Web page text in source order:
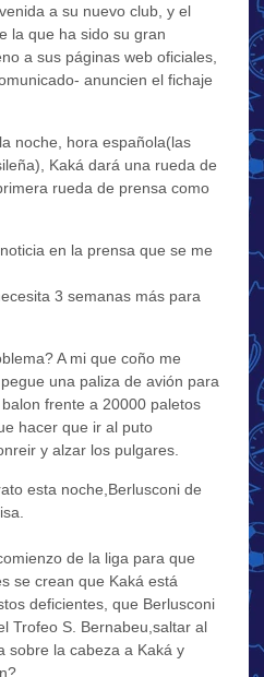
a su nuevo club, y el
la que ha sido su gran
a sus páginas web oficiales,
anuncien el fichaje
noche, hora española(las
Kaká dará una rueda de
rueda de prensa como
en la prensa que se me
3 semanas más para
A mi que coño me
una paliza de avión para
frente a 20000 paletos
hacer que ir al puto
y alzar los pulgares.
esta noche,Berlusconi de
de la liga para que
se crean que Kaká está
deficientes, que Berlusconi
Trofeo S. Bernabeu,saltar al
sobre la cabeza a Kaká y